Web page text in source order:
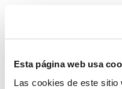
Esta página web usa
Las cookies de este sitio